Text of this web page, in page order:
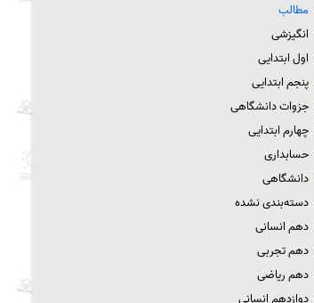
مطالب
انگیزشی
اول ابتدایی
پنجم ابتدایی
جزوات دانشگاهی
چهارم ابتدایی
حسابداری
دانشگاهی
دسته‌بندی نشده
دهم انسانی
دهم تجربی
دهم ریاضی
دوازدهم انسانی